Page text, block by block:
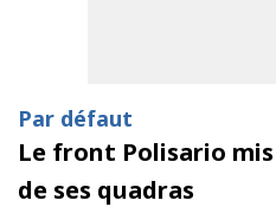
Par défaut
Le front Polisario
de ses quadras